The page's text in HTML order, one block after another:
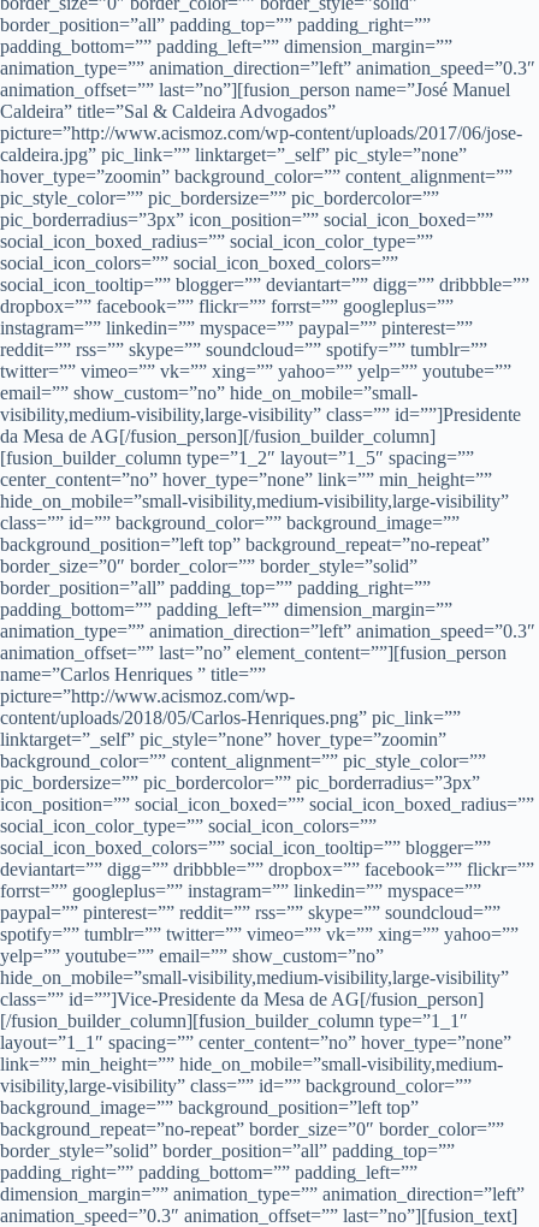
border_position=”all” padding_top=”” padding_right=””
padding_bottom=”” padding_left=”” dimension_margin=””
animation_type=”” animation_direction=”left” animation_speed=”0.3″
animation_offset=”” last=”no”][fusion_person name=”José Manuel
Caldeira” title=”Sal & Caldeira Advogados”
picture=”http://www.acismoz.com/wp-content/uploads/2017/06/jose-
caldeira.jpg” pic_link=”” linktarget=”_self” pic_style=”none”
hover_type=”zoomin” background_color=”” content_alignment=””
pic_style_color=”” pic_bordersize=”” pic_bordercolor=””
pic_borderradius=”3px” icon_position=”” social_icon_boxed=””
social_icon_boxed_radius=”” social_icon_color_type=””
social_icon_colors=”” social_icon_boxed_colors=””
social_icon_tooltip=”” blogger=”” deviantart=”” digg=”” dribbble=””
dropbox=”” facebook=”” flickr=”” forrst=”” googleplus=””
instagram=”” linkedin=”” myspace=”” paypal=”” pinterest=””
reddit=”” rss=”” skype=”” soundcloud=”” spotify=”” tumblr=””
twitter=”” vimeo=”” vk=”” xing=”” yahoo=”” yelp=”” youtube=””
email=”” show_custom=”no” hide_on_mobile=”small-
visibility,medium-visibility,large-visibility” class=”” id=””]Presidente
da Mesa de AG[/fusion_person][/fusion_builder_column]
[fusion_builder_column type=”1_2″ layout=”1_5″ spacing=””
center_content=”no” hover_type=”none” link=”” min_height=””
hide_on_mobile=”small-visibility,medium-visibility,large-visibility”
class=”” id=”” background_color=”” background_image=””
background_position=”left top” background_repeat=”no-repeat”
border_size=”0″ border_color=”” border_style=”solid”
border_position=”all” padding_top=”” padding_right=””
padding_bottom=”” padding_left=”” dimension_margin=””
animation_type=”” animation_direction=”left” animation_speed=”0.3″
animation_offset=”” last=”no” element_content=””][fusion_person
name=”Carlos Henriques ” title=””
picture=”http://www.acismoz.com/wp-
content/uploads/2018/05/Carlos-Henriques.png” pic_link=””
linktarget=”_self” pic_style=”none” hover_type=”zoomin”
background_color=”” content_alignment=”” pic_style_color=””
pic_bordersize=”” pic_bordercolor=”” pic_borderradius=”3px”
icon_position=”” social_icon_boxed=”” social_icon_boxed_radius=””
social_icon_color_type=”” social_icon_colors=””
social_icon_boxed_colors=”” social_icon_tooltip=”” blogger=””
deviantart=”” digg=”” dribbble=”” dropbox=”” facebook=”” flickr=””
forrst=”” googleplus=”” instagram=”” linkedin=”” myspace=””
paypal=”” pinterest=”” reddit=”” rss=”” skype=”” soundcloud=””
spotify=”” tumblr=”” twitter=”” vimeo=”” vk=”” xing=”” yahoo=””
yelp=”” youtube=”” email=”” show_custom=”no”
hide_on_mobile=”small-visibility,medium-visibility,large-visibility”
class=”” id=””]Vice-Presidente da Mesa de AG[/fusion_person]
[/fusion_builder_column][fusion_builder_column type=”1_1″
layout=”1_1″ spacing=”” center_content=”no” hover_type=”none”
link=”” min_height=”” hide_on_mobile=”small-visibility,medium-
visibility,large-visibility” class=”” id=”” background_color=””
background_image=”” background_position=”left top”
background_repeat=”no-repeat” border_size=”0″ border_color=””
border_style=”solid” border_position=”all” padding_top=””
padding_right=”” padding_bottom=”” padding_left=””
dimension_margin=”” animation_type=”” animation_direction=”left”
animation_speed=”0.3″ animation_offset=”” last=”no”][fusion_text]